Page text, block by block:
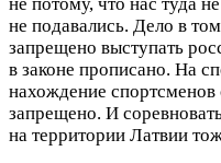
не подавались. Дело в
запрещено выступать
в законе прописано. На
нахождение
запрещено. И
на территории Латвии